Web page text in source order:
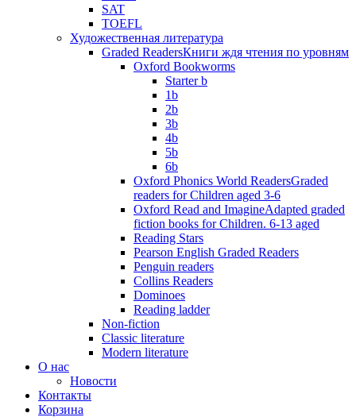
SAT
TOEFL
Художественная литература
Graded ReadersКниги ждя чтения по уровням
Oxford Bookworms
Starter b
1b
2b
3b
4b
5b
6b
Oxford Phonics World ReadersGraded
readers for Children aged 3-6
Oxford Read and ImagineAdapted graded
fiction books for Children. 6-13 aged
Reading Stars
Pearson English Graded Readers
Penguin readers
Collins Readers
Dominoes
Reading ladder
Non-fiction
Classic literature
Modern literature
О нас
Новости
Контакты
Корзина